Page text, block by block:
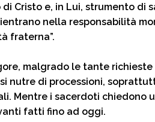
Cristo e, in Lui, strumento di
nella responsabilità
fraterna”.
malgrado le tante
nutre di processioni,
Mentre i sacerdoti chiedono
fatti fino ad oggi.